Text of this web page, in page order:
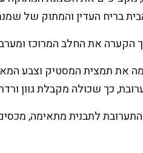
בריח העדין והמתוק של
הקערה את החלב המרוכז
את תמצית המסטיק וצבע
כך שכולה מקבלת גוון